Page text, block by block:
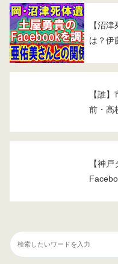
【沼
は？伊
【誰
前・高
【神